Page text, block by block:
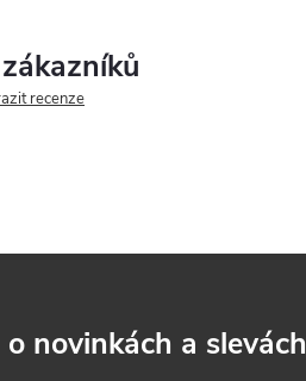
recenze
novinkách a slevách